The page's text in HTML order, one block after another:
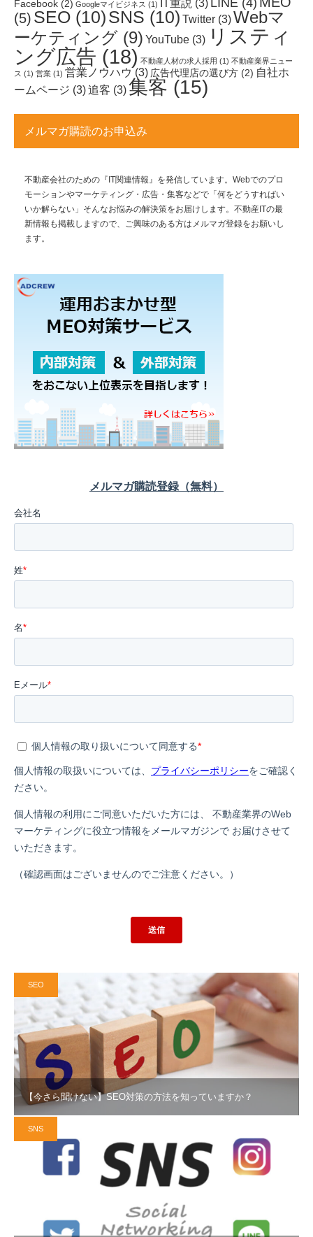
Facebook (2) Googleマイビジネス (1) IT重説 (3)
(5) SEO (10)SNS (10) Twitter (3)Webマ
ーケティング (9) YouTube (3) リスティ
ング広告 (18) 不動産人材の求人採用 (1) 不動産業界ニュー
ス (1) 営業 (1) 営業ノウハウ(3) 広告代理店の選び方 (2) 自社ホ
ームページ (3)追客 (3)集客 (15)
メルマガ購読のお申込み
不動産会社のための『IT関連情報』を発信しています。Webでのプロ
モーションやマーケティング・広告・集客などで「何をどうすればい
いか解らない」そんなお悩みの解決策をお届けします。不動産ITの最
新情報も掲載しますので、ご興味のある方はメルマガ登録をお願いし
ます。
SEO
【今さら聞けない】SEO対策の方法を知っていますか？
SNS